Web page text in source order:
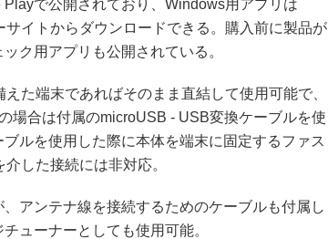
Playで公開されており、Windows用アプリは
イトからダウンロードできる。購入前に製品が
ク用アプリも公開されている。
た端末であればそのまま直結して使用可能で、
場合は付属のmicroUSB - USB変換ケーブルを使
ルを使用した際に本体を端末に固定するファス
した接続には非対応。
アンテナ線を接続するためのケーブルも付属し
ューナーとしても使用可能。